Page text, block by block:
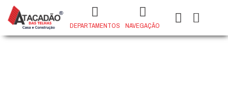
DEPARTAMENTOS NAVEGAÇÃO